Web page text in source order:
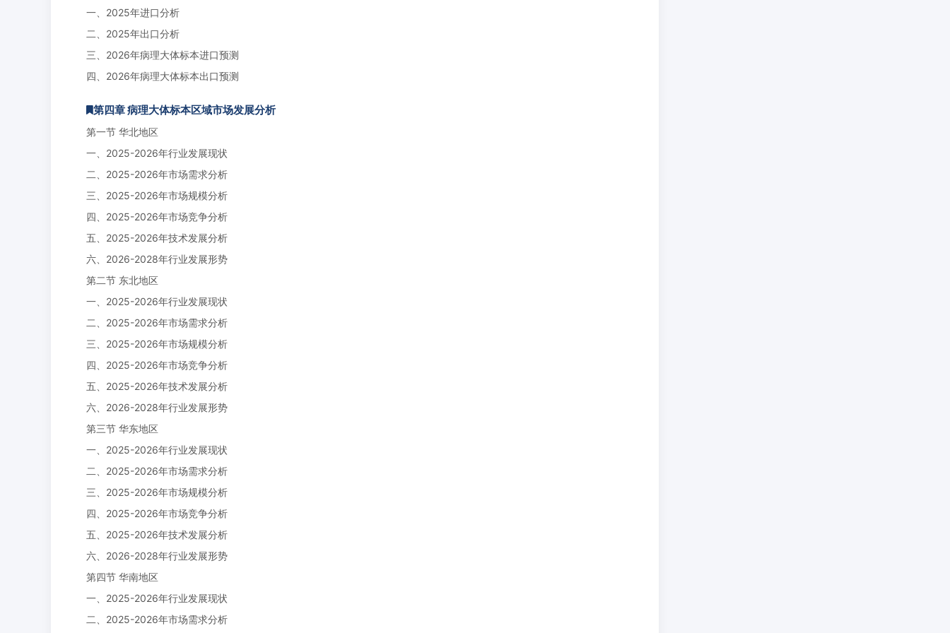
一、2025年进口分析
二、2025年出口分析
三、2026年病理大体标本进口预测
四、2026年病理大体标本出口预测
第四章 病理大体标本区域市场发展分析
第一节 华北地区
一、2025-2026年行业发展现状
二、2025-2026年市场需求分析
三、2025-2026年市场规模分析
四、2025-2026年市场竞争分析
五、2025-2026年技术发展分析
六、2026-2028年行业发展形势
第二节 东北地区
一、2025-2026年行业发展现状
二、2025-2026年市场需求分析
三、2025-2026年市场规模分析
四、2025-2026年市场竞争分析
五、2025-2026年技术发展分析
六、2026-2028年行业发展形势
第三节 华东地区
一、2025-2026年行业发展现状
二、2025-2026年市场需求分析
三、2025-2026年市场规模分析
四、2025-2026年市场竞争分析
五、2025-2026年技术发展分析
六、2026-2028年行业发展形势
第四节 华南地区
一、2025-2026年行业发展现状
二、2025-2026年市场需求分析